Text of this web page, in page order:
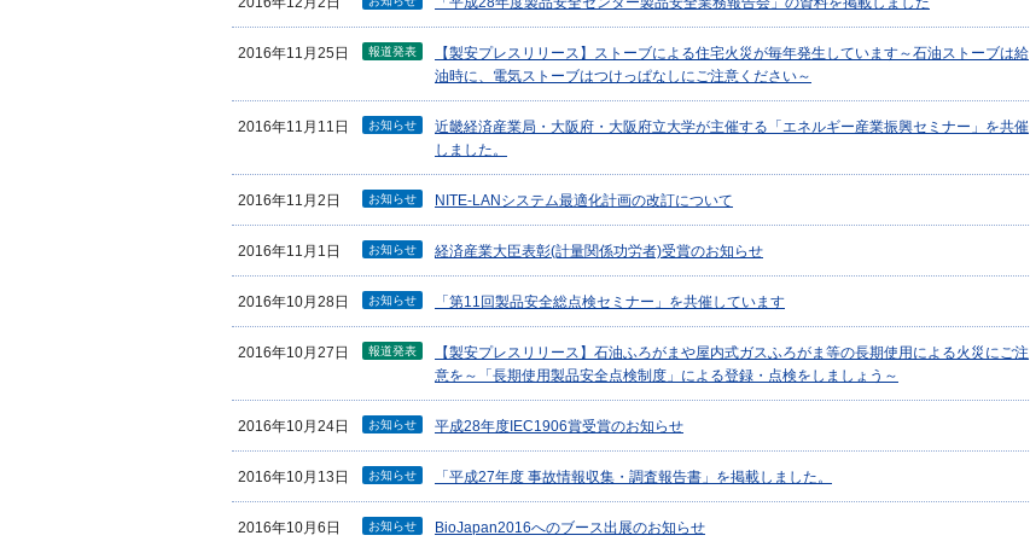
2016年11月25日 報道発表
【製安プレスリリース】ストーブによる住宅火災が毎年発生しています～石油ストーブは給
油時に、電気ストーブはつけっぱなしにご注意ください～
2016年11月11日 お知らせ
近畿経済産業局・大阪府・大阪府立大学が主催する「エネルギー産業振興セミナー」を共催
しました。
2016年11月2日 お知らせ NITE-LANシステム最適化計画の改訂について
2016年11月1日 お知らせ 経済産業大臣表彰(計量関係功労者)受賞のお知らせ
2016年10月28日 お知らせ 「第11回製品安全総点検セミナー」を共催しています
2016年10月27日 報道発表
【製安プレスリリース】石油ふろがまや屋内式ガスふろがま等の長期使用による火災にご注
意を～「長期使用製品安全点検制度」による登録・点検をしましょう～
2016年10月24日 お知らせ 平成28年度IEC1906賞受賞のお知らせ
2016年10月13日 お知らせ 「平成27年度 事故情報収集・調査報告書」を掲載しました。
2016年10月6日 お知らせ BioJapan2016へのブース出展のお知らせ